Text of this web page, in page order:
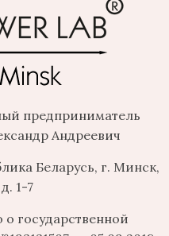
предприниматель
Андреевич
Беларусь, г. Минск,
1-7
о государственной